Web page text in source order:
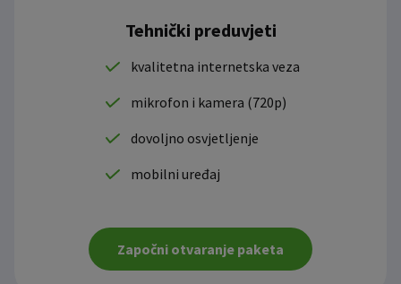
Tehnički preduvjeti
kvalitetna internetska veza
mikrofon i kamera (720p)
dovoljno osvjetljenje
mobilni uređaj
Započni otvaranje paketa